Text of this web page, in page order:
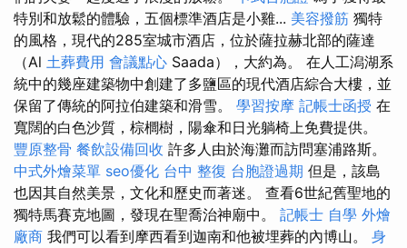
特別和放鬆的體驗，五個標準酒店是小雞... 美容撥筋 獨特
的風格，現代的285室城市酒店，位於薩拉赫北部的薩達
（Al 土葬費用 會議點心 Saada），大約為。 在人工潟湖系
統中的幾座建築物中創建了多鹽區的現代酒店綜合大樓，並
保留了傳統的阿拉伯建築和滑雪。 學習按摩 記帳士函授 在
寬闊的白色沙質，棕櫚樹，陽傘和日光躺椅上免費提供。
豐原整骨 餐飲設備回收 許多人由於海灘而訪問塞浦路斯。
中式外燴菜單 seo優化 台中 整復 台胞證過期 但是，該島
也因其自然美景，文化和歷史而著迷。 查看6世紀舊聖地的
獨特馬賽克地圖，發現在聖喬治神廟中。 記帳士 自學 外燴
廠商 我們可以看到摩西看到迦南和他被埋葬的內博山。 身